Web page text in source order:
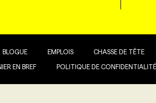
BLOGUE EMPLOIS CHASSE DE TÊTE
EN BREF POLITIQUE DE CONFIDENTIALITÉ